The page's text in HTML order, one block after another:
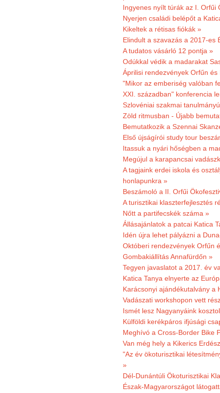
Ingyenes nyílt túrák az I. Orfűi
Nyerjen családi belépőt a
Kikeltek a rétisas fiókák »
Elindult a szavazás a 2017-es
A tudatos vásárló 12 pontja »
Odúkkal védik a madarakat
Áprilisi rendezvények Orfűn és
"Mikor az emberiség valóban
XXI. században" konferencia
Szlovéniai szakmai
Zöld ritmusban - Újabb
Bemutatkozik a Szennai
Első újságírói study tour
Itassuk a nyári hőségben a
Megújul a karapancsai
A tagjaink erdei iskola és
honlapunkra »
Beszámoló a II. Orfűi
A turisztikai klaszterfejlesztés
Nőtt a partifecskék száma »
Állásajánlatok a patcai Katica
Idén újra lehet pályázni a
Októberi rendezvények Orfűn
Gombakiállítás Annafürdőn »
Tegyen javaslatot a 2017. év
Katica Tanya elnyerte az
Karácsonyi ajándékutalvány a
Vadászati workshopon vett
Ismét lesz Nagyanyáink
Külföldi kerékpáros ifjúsági
Meghívó a Cross-Border Bike
Van még hely a Kikerics
"Az év ökoturisztikai
»
Dél-Dunántúli Ökoturisztikai
Észak-Magyarországot